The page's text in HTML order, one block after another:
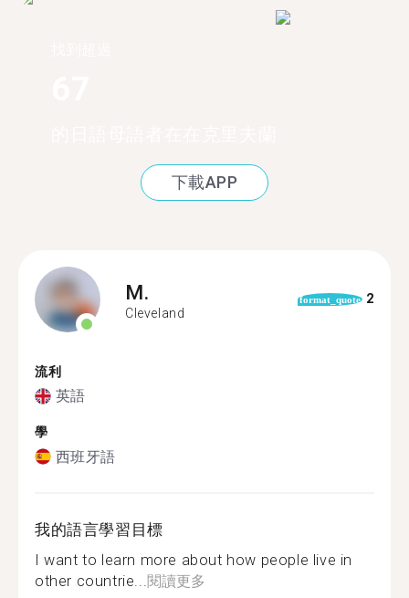
下載APP
M.
Cleveland
format_quote 2
流利
英語
學
西班牙語
我的語言學習目標
I want to learn more about how people live in
other countrie... 閱讀更多